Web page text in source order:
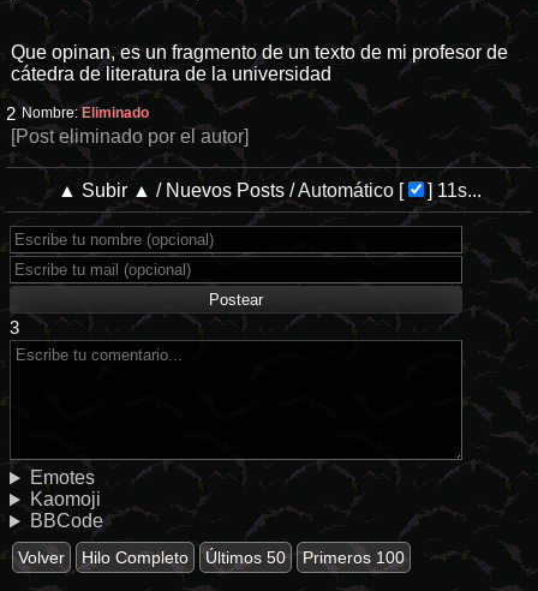
Que opinan, es un fragmento de un texto de mi profesor de
cátedra de literatura de la universidad
2 Nombre: Eliminado
[Post eliminado por el autor]
▲ Subir ▲ / Nuevos Posts/Automático[ ] 11s...
3
Emotes
Kaomoji
BBCode
Volver Hilo Completo Últimos 50 Primeros 100